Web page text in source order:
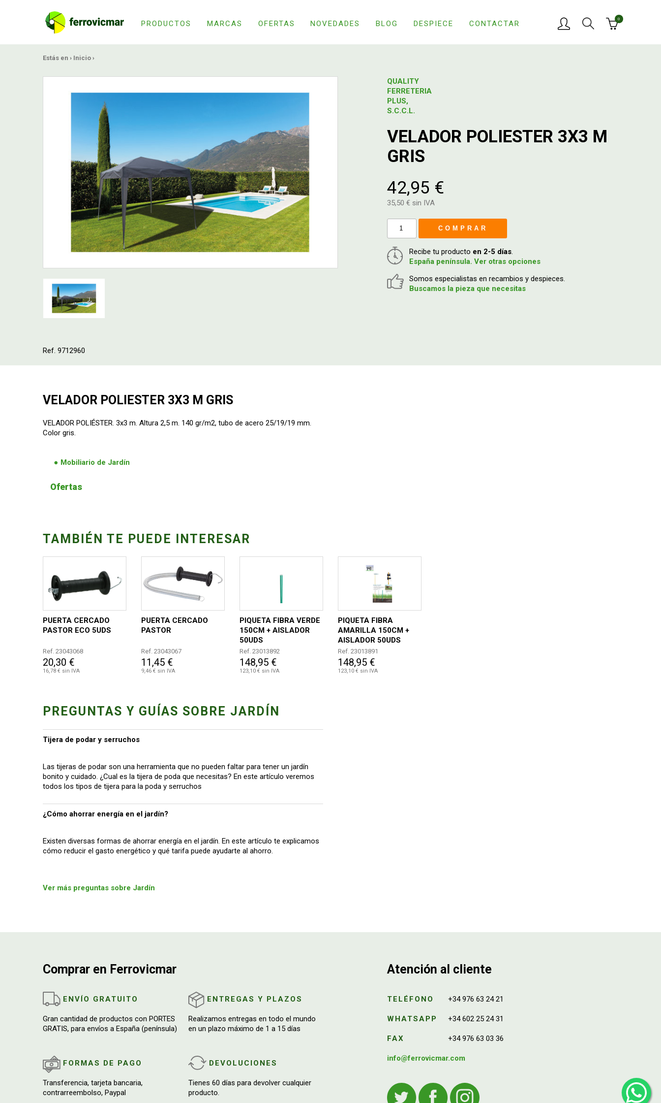
PRODUCTOS MARCAS OFERTAS NOVEDADES BLOG DESPIECE CONTACTAR
0
Estás en › Inicio ›
Ref. 9712960
QUALITY
FERRETERIA
PLUS,
S.C.C.L.
VELADOR POLIESTER 3X3 M
GRIS
42,95 €
35,50 € sin IVA
COMPRAR
Recibe tu producto en 2-5 días.
España península. Ver otras opciones
Somos especialistas en recambios y despieces.
Buscamos la pieza que necesitas
VELADOR POLIESTER 3X3 M GRIS
VELADOR POLIÉSTER. 3x3 m. Altura 2,5 m. 140 gr/m2, tubo de acero 25/19/19 mm.
Color gris.
Mobiliario de Jardín
Ofertas
TAMBIÉN TE PUEDE INTERESAR
PUERTA CERCADO
PASTOR ECO 5UDS
Ref. 23043068
20,30 €
16,78 € sin IVA
PUERTA CERCADO
PASTOR
Ref. 23043067
11,45 €
9,46 € sin IVA
PIQUETA FIBRA VERDE
150CM + AISLADOR
50UDS
Ref. 23013892
148,95 €
123,10 € sin IVA
PIQUETA FIBRA
AMARILLA 150CM +
AISLADOR 50UDS
Ref. 23013891
148,95 €
123,10 € sin IVA
PREGUNTAS Y GUÍAS SOBRE JARDÍN
Tijera de podar y serruchos
Las tijeras de podar son una herramienta que no pueden faltar para tener un jardín
bonito y cuidado. ¿Cual es la tijera de poda que necesitas? En este artículo veremos
todos los tipos de tijera para la poda y serruchos
¿Cómo ahorrar energía en el jardín?
Existen diversas formas de ahorrar energía en el jardín. En este artículo te explicamos
cómo reducir el gasto energético y qué tarifa puede ayudarte al ahorro.
Ver más preguntas sobre Jardín
Comprar en Ferrovicmar
ENVÍO GRATUITO
Gran cantidad de productos con PORTES
GRATIS, para envíos a España (península)
ENTREGAS Y PLAZOS
Realizamos entregas en todo el mundo
en un plazo máximo de 1 a 15 días
FORMAS DE PAGO
Transferencia, tarjeta bancaria,
contrarreembolso, Paypal
DEVOLUCIONES
Tienes 60 días para devolver cualquier
producto.
Atención al cliente
TELÉFONO +34 976 63 24 21
WHATSAPP +34 602 25 24 31
FAX +34 976 63 03 36
info@ferrovicmar.com